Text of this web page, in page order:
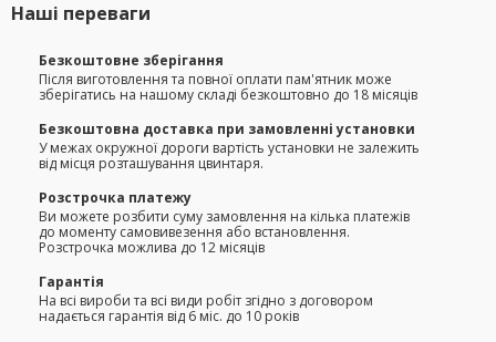
Наші переваги
Безкоштовне зберігання
Після виготовлення та повної оплати пам'ятник може
зберігатись на нашому складі безкоштовно до 18 місяців
Безкоштовна доставка при замовленні установки
У межах окружної дороги вартість установки не залежить
від місця розташування цвинтаря.
Розстрочка платежу
Ви можете розбити суму замовлення на кілька платежів
до моменту самовивезення або встановлення.
Розстрочка можлива до 12 місяців
Гарантія
На всі вироби та всі види робіт згідно з договором
надається гарантія від 6 міс. до 10 років